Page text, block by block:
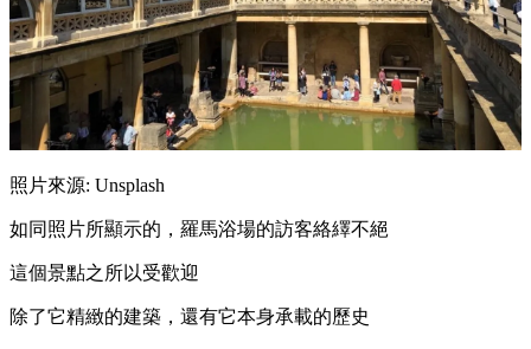
照片來源: Unsplash
如同照片所顯示的，羅馬浴場的訪客絡繹不絕
這個景點之所以受歡迎
除了它精緻的建築，還有它本身承載的歷史